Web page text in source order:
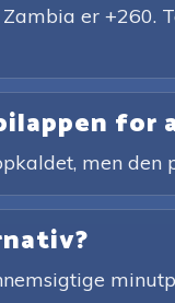
er +260.
for
men den